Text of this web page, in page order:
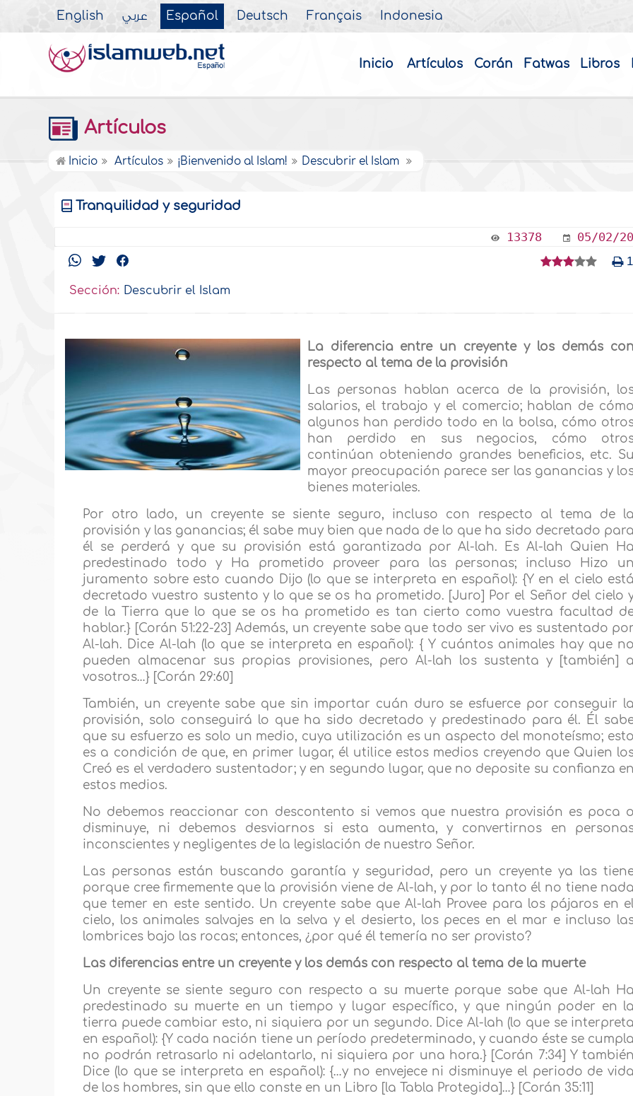
English عربي Español Deutsch Français Indonesia
Inicio Artículos Corán Fatwas Libros
Artículos
Inicio Artículos ¡Bienvenido al Islam! Descubrir el Islam
Tranquilidad y seguridad
13378 05/02/
Sección: Descubrir el Islam
La diferencia entre un creyente y los demás con
respecto al tema de la provisión
Las personas hablan acerca de la provisión,
salarios, el trabajo y el comercio; hablan de cómo
algunos han perdido todo en la bolsa, cómo
han perdido en sus negocios, cómo
continúan obteniendo grandes beneficios, etc. Su
mayor preocupación parece ser las ganancias y
bienes materiales.
Por otro lado, un creyente se siente seguro, incluso con respecto al tema de la
provisión y las ganancias; él sabe muy bien que nada de lo que ha sido decretado para
él se perderá y que su provisión está garantizada por Al-lah. Es Al-lah Quien Ha
predestinado todo y Ha prometido proveer para las personas; incluso Hizo un
juramento sobre esto cuando Dijo (lo que se interpreta en español): {Y en el cielo está
decretado vuestro sustento y lo que se os ha prometido. [Juro] Por el Señor del cielo
de la Tierra que lo que se os ha prometido es tan cierto como vuestra facultad
hablar.} [Corán 51:22-23] Además, un creyente sabe que todo ser vivo es sustentado por
Al-lah. Dice Al-lah (lo que se interpreta en español): { Y cuántos animales hay que no
pueden almacenar sus propias provisiones, pero Al-lah los sustenta y [también] a
vosotros…} [Corán 29:60]
También, un creyente sabe que sin importar cuán duro se esfuerce por conseguir la
provisión, solo conseguirá lo que ha sido decretado y predestinado para él. Él
que su esfuerzo es solo un medio, cuya utilización es un aspecto del monoteísmo; esto
es a condición de que, en primer lugar, él utilice estos medios creyendo que Quien
Creó es el verdadero sustentador; y en segundo lugar, que no deposite su confianza en
estos medios.
No debemos reaccionar con descontento si vemos que nuestra provisión es poca o
disminuye, ni debemos desviarnos si esta aumenta, y convertirnos en
inconscientes y negligentes de la legislación de nuestro Señor.
Las personas están buscando garantía y seguridad, pero un creyente ya las
porque cree firmemente que la provisión viene de Al-lah, y por lo tanto él no tiene nada
que temer en este sentido. Un creyente sabe que Al-lah Provee para los pájaros en
cielo, los animales salvajes en la selva y el desierto, los peces en el mar e incluso
lombrices bajo las rocas; entonces, ¿por qué él temería no ser provisto?
Las diferencias entre un creyente y los demás con respecto al tema de la muerte
Un creyente se siente seguro con respecto a su muerte porque sabe que Al-lah Ha
predestinado su muerte en un tiempo y lugar específico, y que ningún poder en la
tierra puede cambiar esto, ni siquiera por un segundo. Dice Al-lah (lo que se interpreta
en español): {Y cada nación tiene un período predeterminado, y cuando éste se cumpla
no podrán retrasarlo ni adelantarlo, ni siquiera por una hora.} [Corán 7:34] Y también
Dice (lo que se interpreta en español): {…y no envejece ni disminuye el periodo de vida
de los hombres, sin que ello conste en un Libro [la Tabla Protegida]…} [Corán 35:11]